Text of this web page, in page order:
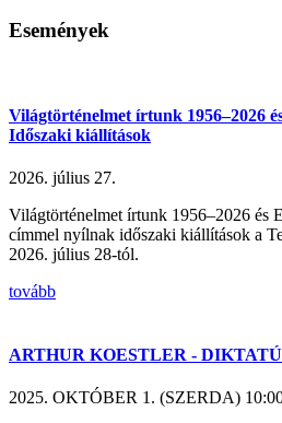
Események
Világtörténelmet írtunk 1956–2026
Időszaki kiállítások
2026. július 27.
Világtörténelmet írtunk 1956–2026 és
címmel nyílnak időszaki kiállítások a
2026. július 28-tól.
tovább
ARTHUR KOESTLER -
2025. OKTÓBER 1. (SZERDA)